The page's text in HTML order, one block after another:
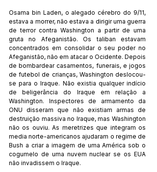
Osama bin Laden, o alegado cérebro do 9/11,
estava a morrer, não estava a dirigir uma guerra
de terror contra Washington a partir de uma
gruta no Afeganistão. Os taliban estavam
concentrados em consolidar o seu poder no
Afeganistão, não em atacar o Ocidente. Depois
de bombardear casamentos, funerais, e jogos
de futebol de crianças, Washington deslocou-
se para o Iraque. Não existia qualquer indício
de beligerância do Iraque em relação a
Washington. Inspectores de armamento da
ONU disseram que não existiam armas de
destruição massiva no Iraque, mas Washington
não os ouviu. As meretrizes que integram os
media norte-americanos ajudaram o regime de
Bush a criar a imagem de uma América sob o
cogumelo de uma nuvem nuclear se os EUA
não invadissem o Iraque.